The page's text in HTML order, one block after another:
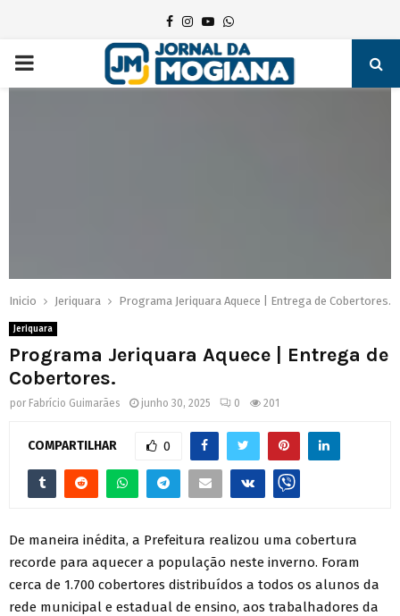
Facebook
Instagram
YoutubeWhatsapp
PRIMARY
Inicio Jeriquara Programa Jeriquara Aquece | Entrega de Cobertores.
Jeriquara
Programa Jeriquara Aquece | Entrega de
Cobertores.
por Fabrício Guimarães junho 30, 2025 0 201
COMPARTILHAR 0
De maneira inédita, a Prefeitura realizou uma cobertura
recorde para aquecer a população neste inverno. Foram
cerca de 1.700 cobertores distribuídos a todos os alunos da
rede municipal e estadual de ensino, aos trabalhadores da